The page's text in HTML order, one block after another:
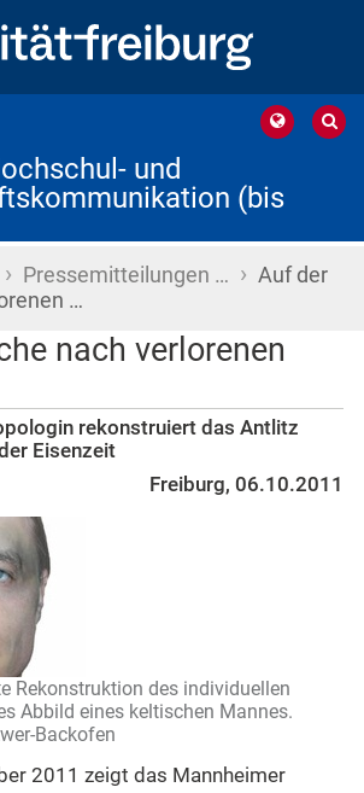
und
(bis
› Pressemitteilungen … › Auf der
…
nach verlorenen
rekonstruiert das Antlitz
Eisenzeit
Freiburg, 06.10.2011
Rekonstruktion des individuellen
Abbild eines keltischen Mannes.
Backofen
2011 zeigt das Mannheimer